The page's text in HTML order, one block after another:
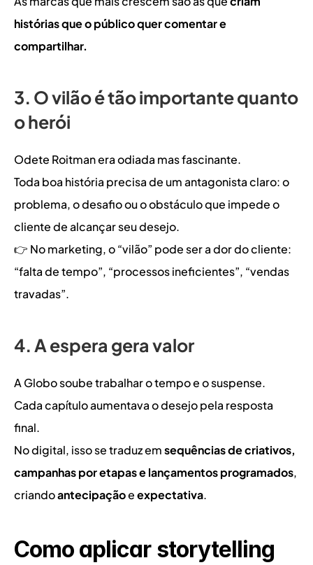
histórias que o público quer comentar e
compartilhar.
3. O vilão é tão importante quanto
o herói
Odete Roitman era odiada mas fascinante.
Toda boa história precisa de um antagonista claro: o
problema, o desafio ou o obstáculo que impede o
cliente de alcançar seu desejo.
👉 No marketing, o “vilão” pode ser a dor do cliente:
“falta de tempo”, “processos ineficientes”, “vendas
travadas”.
4. A espera gera valor
A Globo soube trabalhar o tempo e o suspense.
Cada capítulo aumentava o desejo pela resposta
final.
No digital, isso se traduz em sequências de criativos,
campanhas por etapas e lançamentos programados,
criando antecipação e expectativa.
Como aplicar storytelling